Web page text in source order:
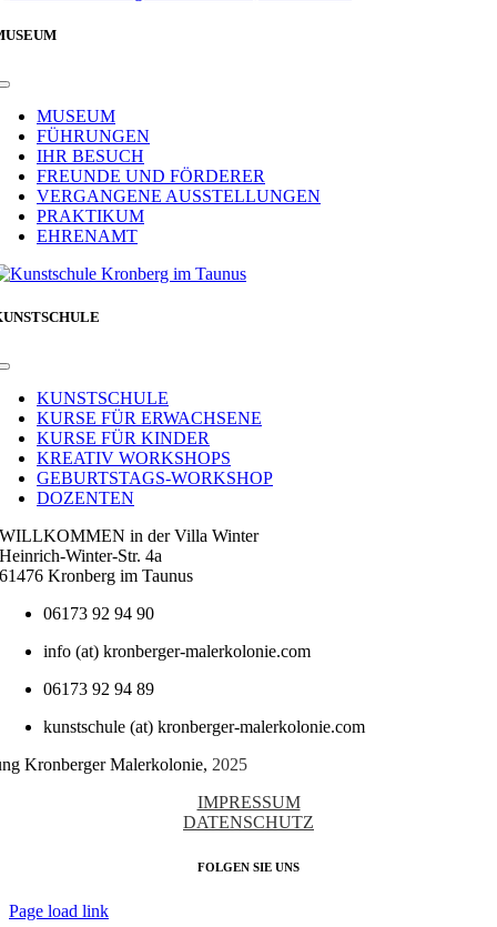
Toggle
NavigationMUSEUM
FÜHRUNGEN
IHR BESUCH
FREUNDE UND FÖRDERER
VERGANGENE AUSSTELLUNGEN
PRAKTIKUM
EHRENAMT
Toggle
NavigationKUNSTSCHULE
KURSE FÜR ERWACHSENE
KURSE FÜR KINDER
KREATIV WORKSHOPS
GEBURTSTAGS-WORKSHOP
DOZENTEN
WILLKOMMEN in der Villa Winter
Heinrich-Winter-Str. 4a
61476 Kronberg im Taunus
06173 92 94 90
info (at) kronberger-malerkolonie.com
06173 92 94 89
kunstschule (at) kronberger-malerkolonie.com
Kronberger Malerkolonie, 2025
IMPRESSUM
DATENSCHUTZ
FOLGEN SIE UNS
Page load link